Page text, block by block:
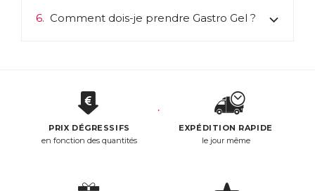
6. Comment dois-je prendre Gastro Gel ?
PRIX DÉGRESSIFS
en fonction des quantités
EXPÉDITION RAPIDE
le jour même